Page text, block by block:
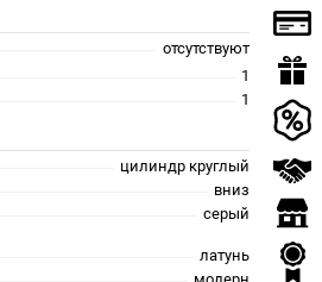
отсутствуют
1
1
цилиндр круглый
вниз
серый
латунь